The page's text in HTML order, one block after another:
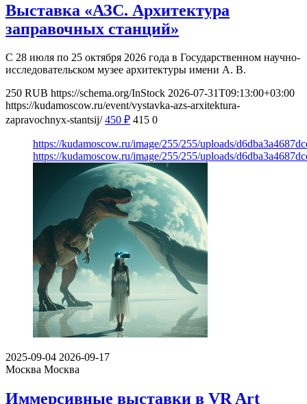
Выставка «АЗС. Архитектура
заправочных станций»
С 28 июля по 25 октября 2026 года в Государственном научно-
исследовательском музее архитектуры имени А. В.
250 RUB https://schema.org/InStock 2026-07-31T09:13:00+03:00
https://kudamoscow.ru/event/vystavka-azs-arxitektura-
zapravochnyx-stantsij/ 450 ₽ 415 0
https://kudamoscow.ru/image/255/255/uploads/
https://kudamoscow.ru/image/255/255/uploads/
2025-09-04 2026-09-17
Москва Москва
Иммерсивные выставки в VR Art